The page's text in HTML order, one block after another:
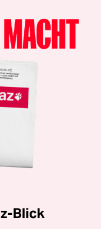
Blick